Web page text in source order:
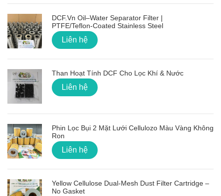
DCF.vn Oil–Water Separator Filter |
PTFE/Teflon‑Coated Stainless Steel
Liên hệ
Than Hoạt Tính DCF Cho Lọc Khí & Nước
Liên hệ
Phin Lọc Bụi 2 Mặt Lưới Cellulozo Màu Vàng Không
Ron
Liên hệ
Yellow Cellulose Dual-Mesh Dust Filter Cartridge –
No Gasket